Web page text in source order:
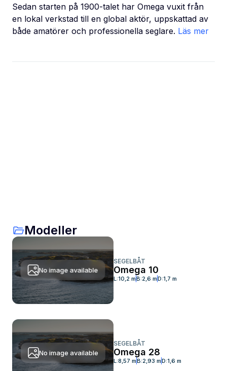
Sedan starten på 1900-talet har Omega vuxit från
en lokal verkstad till en global aktör, uppskattad av
både amatörer och professionella seglare. Läs mer
Modeller
No image available
SEGELBÅT
Omega 10
L:10,2 mB:2,6 mD:1,7 m
No image available
SEGELBÅT
Omega 28
L:8,57 mB:2,93 mD:1,6 m